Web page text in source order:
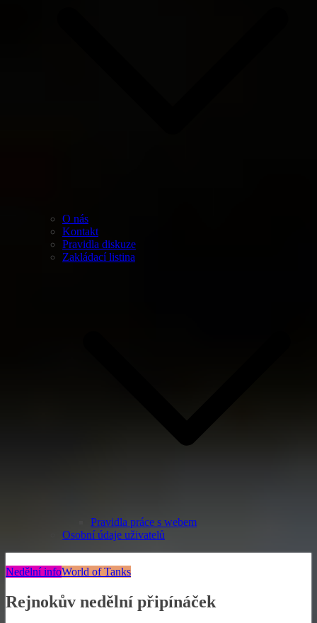
O nás
Kontakt
Pravidla diskuze
Zakládací listina
Pravidla práce s webem
Osobní údaje uživatelů
Nedělní infoWorld of Tanks
Rejnokův nedělní připínáček